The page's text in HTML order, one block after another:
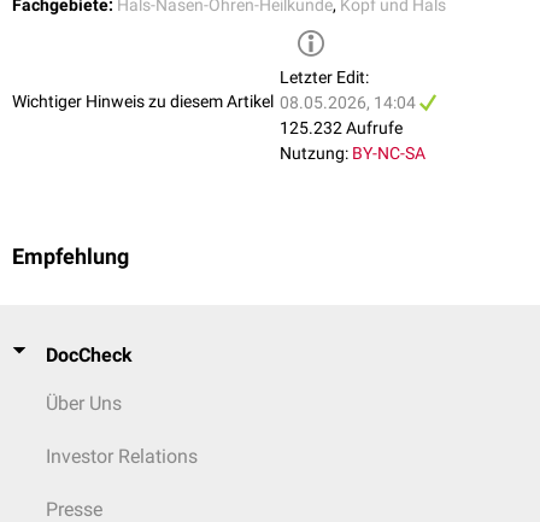
1) 3D-Modell - Querschnitt der Nase 2) Präparat des Nasenseptums 3)
CT-Aufnahme 4) Transversalschnitt Kopf 3) Frontalschnitt
Diagnostik
Computertomografie
Fachgebiete: Hals-Nasen-Ohren-Heilkunde, Kopf und Hals
Wichtiger Hinweis zu diesem Artikel
Letzter Edit:
08.05.2026, 14:04
125.232 Aufrufe
Nutzung: BY-NC-SA
Empfehlung
DocCheck
Über Uns
Investor Relations
Presse